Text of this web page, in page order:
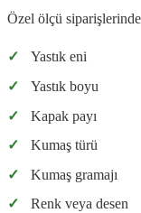
Özel ölçü
✓
Yastık eni
✓
Yastık boyu
✓
Kapak payı
✓
Kumaş türü
✓
Kumaş gramajı
✓
Renk veya desen